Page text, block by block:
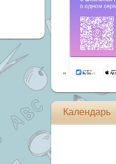
"
Календарь